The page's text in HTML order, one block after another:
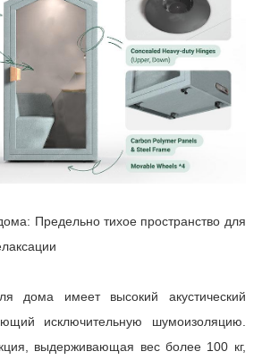
Предельно тихое пространство для
дома имеет высокий акустический
исключительную шумоизоляцию.
выдерживающая вес более 100 кг,